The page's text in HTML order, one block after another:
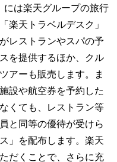
には楽天グループの旅行
楽天トラベルデスク」
レストランやスパの予
を提供するほか、クル
アーも販売します。ま
設や航空券を予約した
くても、レストラン等
と同等の優待が受けら
」を配布します。楽天
だくことで、さらに充